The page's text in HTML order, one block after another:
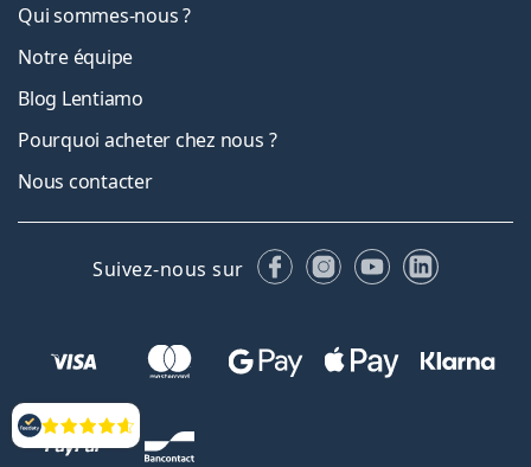
Évaluation
Qui sommes-nous ?
Notre équipe
Blog Lentiamo
Pourquoi acheter chez nous ?
Nous contacter
Suivez-nous sur FacebookInstagram
YouTubeLinkedIn